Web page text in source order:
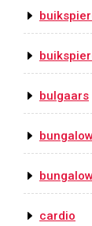
bulgaars
cardio